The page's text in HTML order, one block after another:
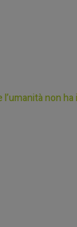
l’umanità non